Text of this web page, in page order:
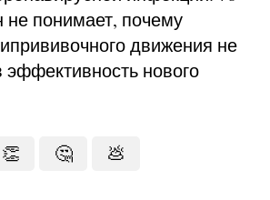
не понимает, почему
движения не
эффективность нового
👏 🤔 💩